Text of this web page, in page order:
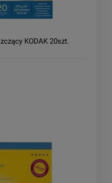
KODAK 20szt.